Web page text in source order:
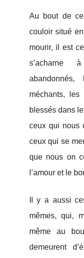
Au bout de
couloir situé
mourir, il est
s’acharne
méchants,
blessés dans
ceux qui nous
ceux qui se
que nous on
l’amour et le
Il y a aussi
mêmes, qui,
même au
demeurent